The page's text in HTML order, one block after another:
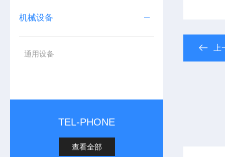
机械设备
通用设备
TEL-PHONE
查看全部